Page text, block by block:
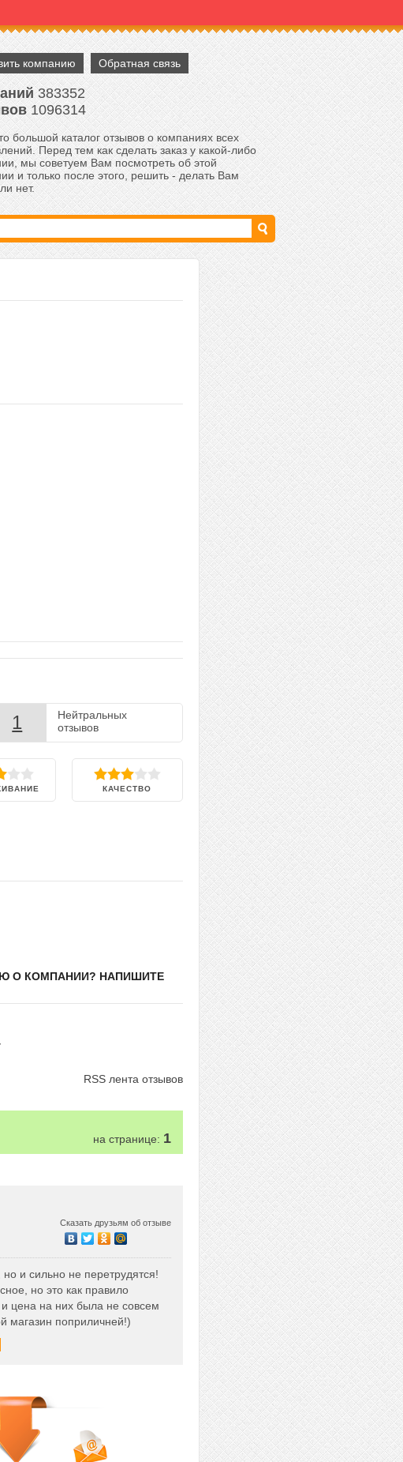
компанию Обратная связь
383352
1096314
большой каталог отзывов о компаниях всех
Перед тем как сделать заказ у какой-либо
мы советуем Вам посмотреть об этой
и только после этого, решить - делать Вам
нет.
1
Нейтральных
отзывов
КАЧЕСТВО
О КОМПАНИИ? НАПИШИТЕ
RSS лента отзывов
на странице: 1
Сказать друзьям об отзыве
и сильно не перетрудятся!
но это как правило
цена на них была не совсем
магазин поприличней!)